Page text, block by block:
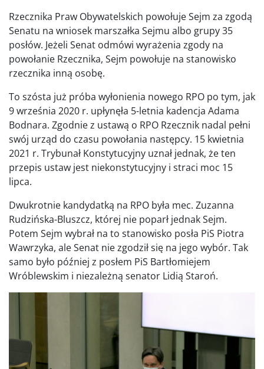
Rzecznika Praw Obywatelskich powołuje Sejm za zgodą
Senatu na wniosek marszałka Sejmu albo grupy 35
posłów. Jeżeli Senat odmówi wyrażenia zgody na
powołanie Rzecznika, Sejm powołuje na stanowisko
rzecznika inną osobę.
To szósta już próba wyłonienia nowego RPO po tym, jak
9 września 2020 r. upłynęła 5-letnia kadencja Adama
Bodnara. Zgodnie z ustawą o RPO Rzecznik nadal pełni
swój urząd do czasu powołania następcy. 15 kwietnia
2021 r. Trybunał Konstytucyjny uznał jednak, że ten
przepis ustaw jest niekonstytucyjny i straci moc 15
lipca.
Dwukrotnie kandydatką na RPO była mec. Zuzanna
Rudzińska-Bluszcz, której nie poparł jednak Sejm.
Potem Sejm wybrał na to stanowisko posła PiS Piotra
Wawrzyka, ale Senat nie zgodził się na jego wybór. Tak
samo było później z posłem PiS Bartłomiejem
Wróblewskim i niezależną senator Lidią Staroń.